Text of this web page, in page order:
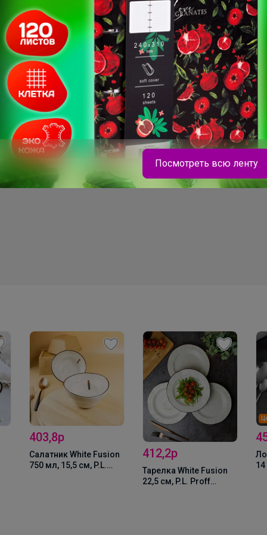
220,2р
Кружка Ocean Fusion
400 мл, P.L. Proff
Cuisine
Цена за 6шт
680,4р
Ложка Sapporo
столовая 19 см, P.L. -
Davinci
412,2р
Тарелка White Fusion
Цена за 6шт
457,2р
Ложка Sapporo чайная
14 см, P.L. - Davinci
Посмотреть всю ленту